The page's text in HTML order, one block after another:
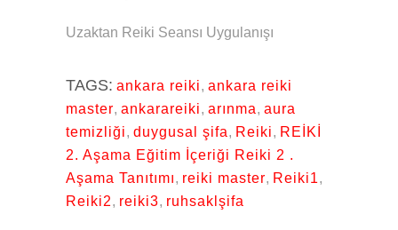
Uzaktan Reiki Seansı Uygulanışı
TAGS: ankara reiki, ankara reiki
master, ankarareiki, arınma, aura
temizliği, duygusal şifa, Reiki, REİKİ
2. Aşama Eğitim İçeriği Reiki 2 .
Aşama Tanıtımı, reiki master, Reiki1,
Reiki2, reiki3, ruhsaklşifa